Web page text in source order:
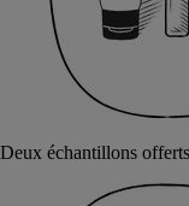
Deux échantillons